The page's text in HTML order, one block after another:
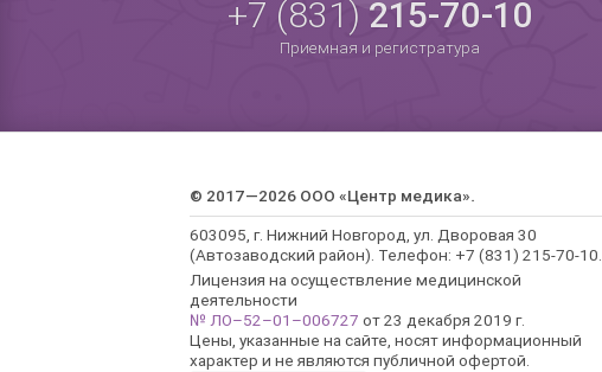
+7 (831) 215-70-10
Приемная и регистратура
© 2017—2026 ООО «Центр медика».
603095, г. Нижний Новгород, ул. Дворовая 30
(Автозаводский район). Телефон: +7 (831) 215-70-10.
Лицензия на осуществление медицинской
деятельности
№ ЛО–52–01–006727 от 23 декабря 2019 г.
Цены, указанные на сайте, носят информационный
характер и не являются публичной офертой.